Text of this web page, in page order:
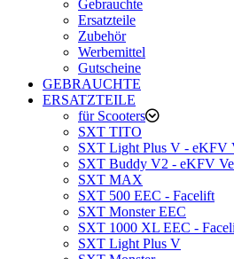
Gebrauchte
Ersatzteile
Zubehör
Werbemittel
Gutscheine
GEBRAUCHTE
ERSATZTEILE
für Scooters
SXT TITO
SXT Light Plus V - eKFV
SXT Buddy V2 - eKFV
SXT MAX
SXT 500 EEC - Facelift
SXT Monster EEC
SXT 1000 XL EEC -
SXT Light Plus V